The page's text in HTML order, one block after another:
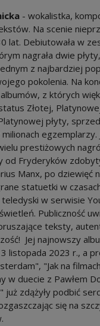
- wokalistka,
Na scenie
lat. Debiutowała w
nagrała dwie
z najbardziej
pokolenia. Na
albumów, z których
Złotej,
płyty,
egzemplarzy.
prestiżowych
od Fryderyków
Manx, po dziewięć
statuetki w
teledyski w serwisie
Publiczność
teksty,
Jej najnowszy
3 listopada 2023 r., a
"Jak na
w duecie z Pawłem
już zdążyły podbić
się na